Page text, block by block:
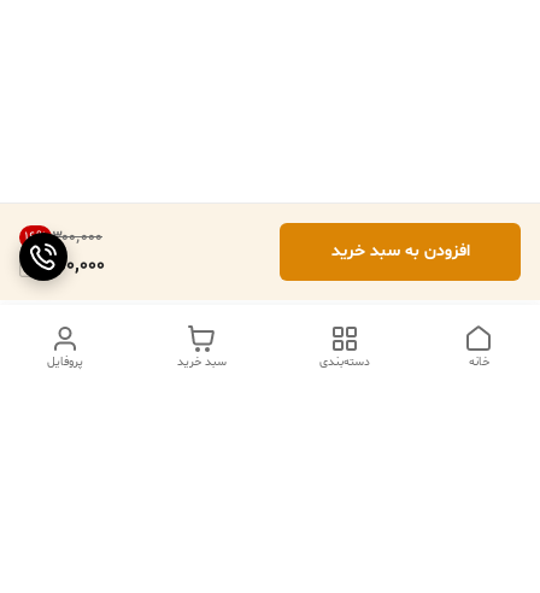
۳۰۰٬۰۰۰ 16%
250,000
افزودن به سبد خرید
پروفایل سبد خرید دسته‌بندی خانه